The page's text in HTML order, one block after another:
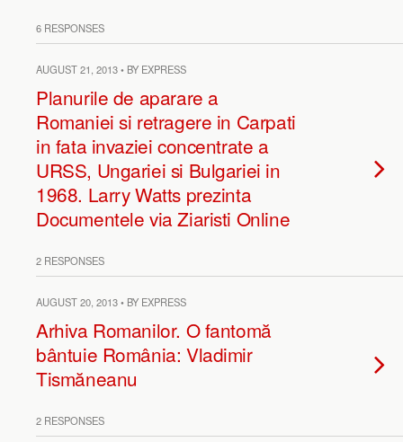
6 RESPONSES
AUGUST 21, 2013 • BY EXPRESS
Planurile de aparare a
Romaniei si retragere in Carpati
in fata invaziei concentrate a
URSS, Ungariei si Bulgariei in
1968. Larry Watts prezinta
Documentele via Ziaristi Online
2 RESPONSES
AUGUST 20, 2013 • BY EXPRESS
Arhiva Romanilor. O fantomă
bântuie România: Vladimir
Tismăneanu
2 RESPONSES